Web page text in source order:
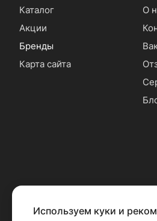
Каталог
Акции
Бренды
Карта сайта
О
Используем куки и